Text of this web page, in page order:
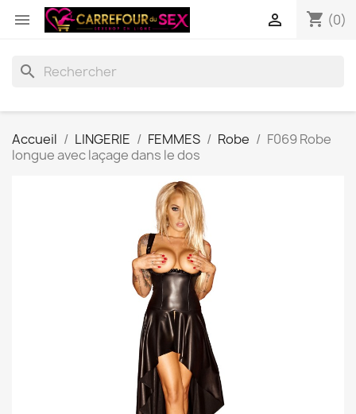
 shopping_cart (0)

search
Accueil LINGERIE FEMMES Robe
F069 Robe
longue avec laçage dans le dos